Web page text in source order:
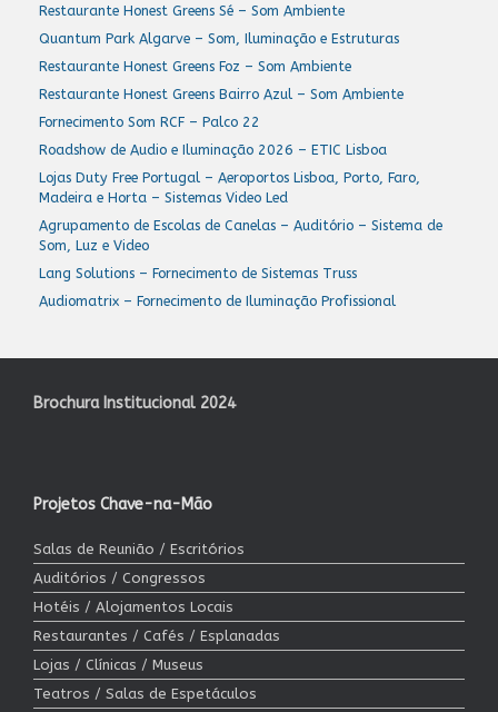
Restaurante Honest Greens Sé – Som Ambiente
Quantum Park Algarve – Som, Iluminação e Estruturas
Restaurante Honest Greens Foz – Som Ambiente
Restaurante Honest Greens Bairro Azul – Som Ambiente
Fornecimento Som RCF – Palco 22
Roadshow de Audio e Iluminação 2026 – ETIC Lisboa
Lojas Duty Free Portugal – Aeroportos Lisboa, Porto, Faro,
Madeira e Horta – Sistemas Video Led
Agrupamento de Escolas de Canelas – Auditório – Sistema de
Som, Luz e Video
Lang Solutions – Fornecimento de Sistemas Truss
Audiomatrix – Fornecimento de Iluminação Profissional
Brochura Institucional 2024
Projetos Chave-na-Mão
Salas de Reunião / Escritórios
Auditórios / Congressos
Hotéis / Alojamentos Locais
Restaurantes / Cafés / Esplanadas
Lojas / Clínicas / Museus
Teatros / Salas de Espetáculos